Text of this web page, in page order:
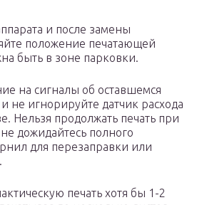
и после замены
положение печатающей
быть в зоне парковки.
на сигналы об оставшемся
не игнорируйте датчик расхода
Нельзя продолжать печать при
дожидайтесь полного
для перезаправки или
печать хотя бы 1-2